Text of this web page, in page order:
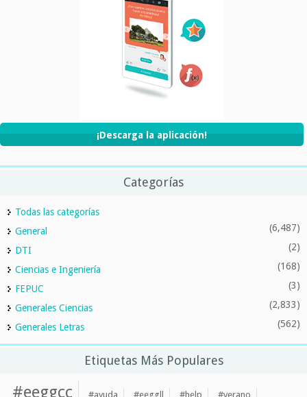
¡Descarga la aplicación!
Categorías
Todas las categorías
General
(6,487)
DTI (2)
Ciencias e Ingeniería (168)
FEPUC (3)
Generales Ciencias (2,833)
Generales Letras (562)
Etiquetas Más Populares
#eeggcc #ayuda #eeggll #help #verano